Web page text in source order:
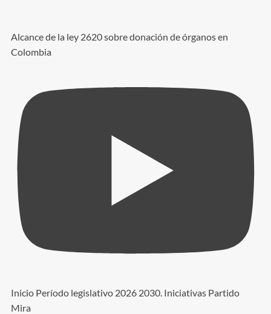
Alcance de la ley 2620 sobre donación de órganos en
Colombia
Inicio Período legislativo 2026 2030. Iniciativas Partido
Mira